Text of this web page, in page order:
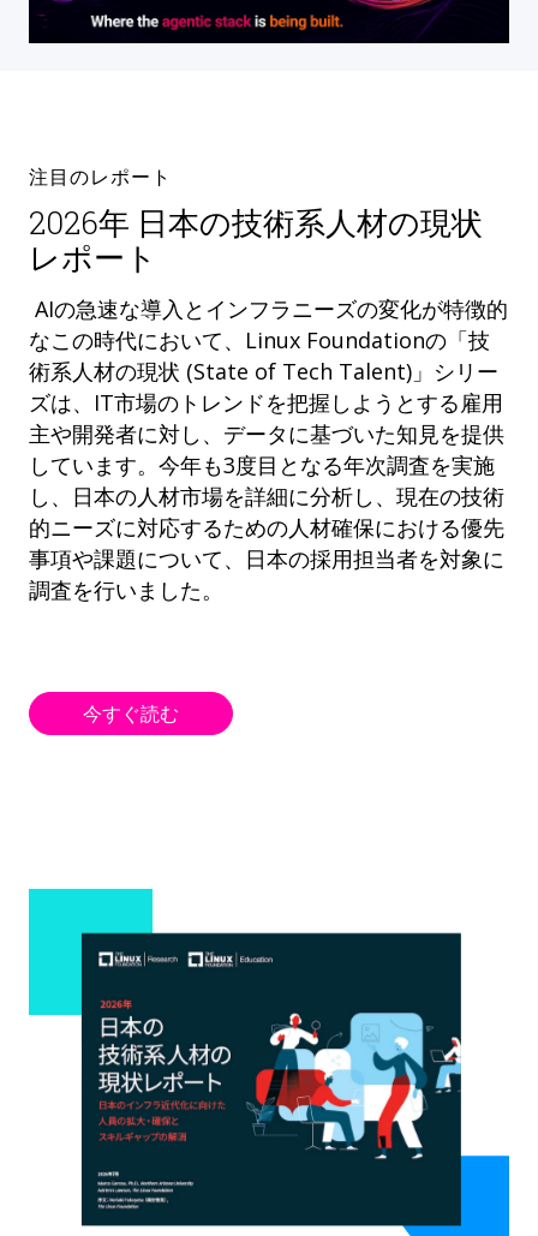
注目のレポート
2026年 日本の技術系人材の現状
レポート
AIの急速な導入とインフラニーズの変化が特徴的
なこの時代において、Linux Foundationの「技
術系人材の現状 (State of Tech Talent)」シリー
ズは、IT市場のトレンドを把握しようとする雇用
主や開発者に対し、データに基づいた知見を提供
しています。今年も3度目となる年次調査を実施
し、日本の人材市場を詳細に分析し、現在の技術
的ニーズに対応するための人材確保における優先
事項や課題について、日本の採用担当者を対象に
調査を行いました。
今すぐ読む